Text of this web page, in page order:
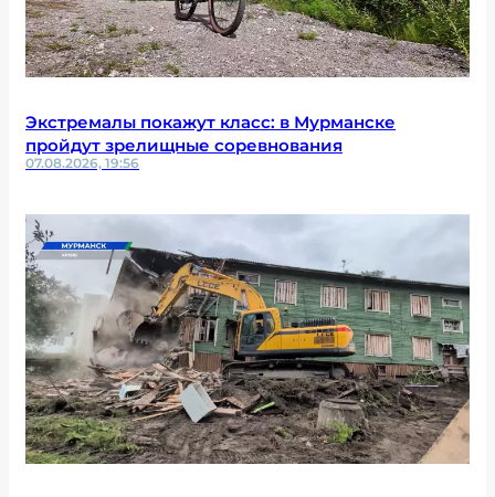
Экстремалы покажут класс: в Мурманске
пройдут зрелищные соревнования
07.08.2026, 19:56